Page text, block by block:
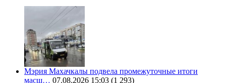
Мэрия Махачкалы подвела промежуточные итоги
масш… 07.08.2026 15:03 (1 293)